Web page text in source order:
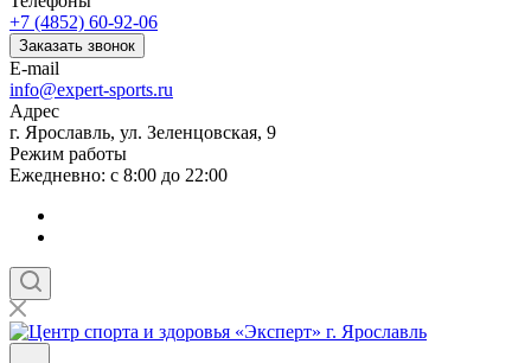
+7 (4852) 60-92-06
Заказать звонок
E-mail
info@expert-sports.ru
Адрес
г. Ярославль, ул. Зеленцовская, 9
Режим работы
Ежедневно: с 8:00 до 22:00